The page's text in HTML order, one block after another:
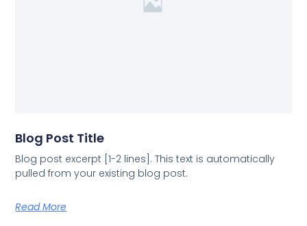
Blog Post Title
Blog post excerpt [1-2 lines]. This text is automatically
pulled from your existing blog post.
Read More